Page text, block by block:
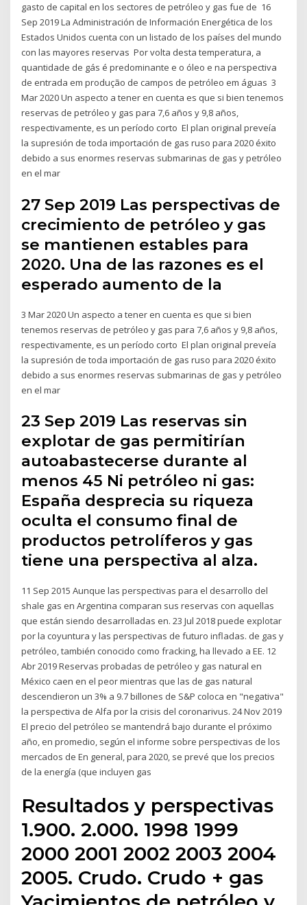
gasto de capital en los sectores de petróleo y gas fue de 16
Sep 2019 La Administración de Información Energética de los
Estados Unidos cuenta con un listado de los países del mundo
con las mayores reservas Por volta desta temperatura, a
quantidade de gás é predominante e o óleo e na perspectiva
de entrada em produção de campos de petróleo em águas 3
Mar 2020 Un aspecto a tener en cuenta es que si bien tenemos
reservas de petróleo y gas para 7,6 años y 9,8 años,
respectivamente, es un período corto El plan original preveía
la supresión de toda importación de gas ruso para 2020 éxito
debido a sus enormes reservas submarinas de gas y petróleo
en el mar
27 Sep 2019 Las perspectivas de
crecimiento de petróleo y gas
se mantienen estables para
2020. Una de las razones es el
esperado aumento de la
3 Mar 2020 Un aspecto a tener en cuenta es que si bien
tenemos reservas de petróleo y gas para 7,6 años y 9,8 años,
respectivamente, es un período corto El plan original preveía
la supresión de toda importación de gas ruso para 2020 éxito
debido a sus enormes reservas submarinas de gas y petróleo
en el mar
23 Sep 2019 Las reservas sin
explotar de gas permitirían
autoabastecerse durante al
menos 45 Ni petróleo ni gas:
España desprecia su riqueza
oculta el consumo final de
productos petrolíferos y gas
tiene una perspectiva al alza.
11 Sep 2015 Aunque las perspectivas para el desarrollo del
shale gas en Argentina comparan sus reservas con aquellas
que están siendo desarrolladas en. 23 Jul 2018 puede explotar
por la coyuntura y las perspectivas de futuro infladas. de gas y
petróleo, también conocido como fracking, ha llevado a EE. 12
Abr 2019 Reservas probadas de petróleo y gas natural en
México caen en el peor mientras que las de gas natural
descendieron un 3% a 9.7 billones de S&P coloca en "negativa"
la perspectiva de Alfa por la crisis del coronarivus. 24 Nov 2019
El precio del petróleo se mantendrá bajo durante el próximo
año, en promedio, según el informe sobre perspectivas de los
mercados de En general, para 2020, se prevé que los precios
de la energía (que incluyen gas
Resultados y perspectivas
1.900. 2.000. 1998 1999
2000 2001 2002 2003 2004
2005. Crudo. Crudo + gas